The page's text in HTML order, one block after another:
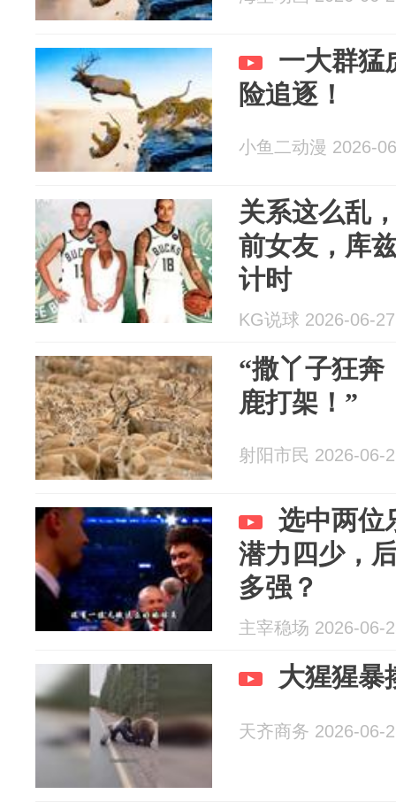
一大群猛
险追逐！
小鱼二动漫 2026-
关系这么乱
前女友，库
计时
KG说球 2026-06-27
“撒丫子狂奔
鹿打架！”
射阳市民 2026-06-
选中两位
潜力四少，
多强？
主宰稳场 2026-06-
大猩猩暴
天齐商务 2026-06-